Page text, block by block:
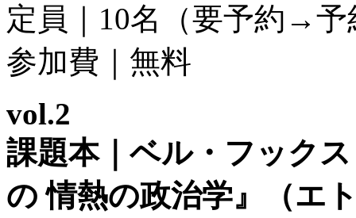
定員｜10名（要予約→予
参加費｜無料
vol.2
課題本｜ベル・フック
の 情熱の政治学』（エ